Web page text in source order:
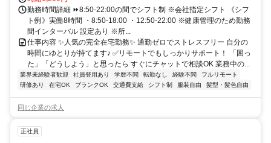
勤務時間詳細 ⏩8:50-22:00の間でシフト制 ※会社指定シフト 《シフ
ト例》実働8時間 ・8:50-18:00 ・12:50-22:00 ※健康管理のため勤務
間インターバル 設定あり ※所...
仕事内容 ✨人気の完全在宅勤務✨ 通勤ゼロでストレスフリー 自分の
時間にゆとりが持てます♪ ✅リモートでもしっかりサポート！ 「困っ
た」「どうしよう」と思ったら すぐにチャットで相談OK 業務中の...
業界未経験者歓迎 社員登用あり 学歴不問 転勤なし 経験不問
フルリモート
研修あり
在宅OK ブランクOK 交通費支給 シフト制 服装自由 髪型・髪色自由
同じ企業の求人
正社員